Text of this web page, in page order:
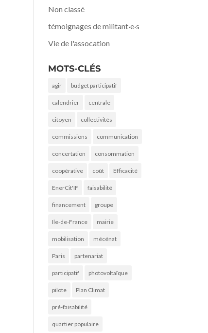
Non classé
témoignages de militant·e·s
Vie de l'assocation
MOTS-CLÉS
agir budget participatif
calendrier centrale
citoyen collectivités
commissions communication
concertation consommation
coopérative coût Efficacité
EnerCit'IF faisabilité
financement groupe
Ile-de-France mairie
mobilisation mécénat
Paris partenariat
participatif photovoltaïque
pilote Plan Climat
pré-faisabilité
quartier populaire